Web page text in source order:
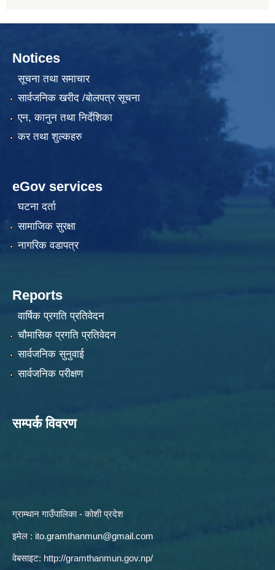
Notices
सूचना तथा समाचार
सार्वजनिक खरीद /बोलपत्र सूचना
एन, कानुन तथा निर्देशिका
कर तथा शुल्कहरु
eGov services
घटना दर्ता
सामाजिक सुरक्षा
नागरिक वडापत्र
Reports
वार्षिक प्रगति प्रतिवेदन
चौमासिक प्रगति प्रतिवेदन
सार्वजनिक सुनुवाई
सार्वजनिक परीक्षण
सम्पर्क विवरण
ग्राम्थान गाउँपालिका - कोशी प्रदेश
इमेल : ito.gramthanmun@gmail.com
वेबसाइट: http://gramthanmun.gov.np/